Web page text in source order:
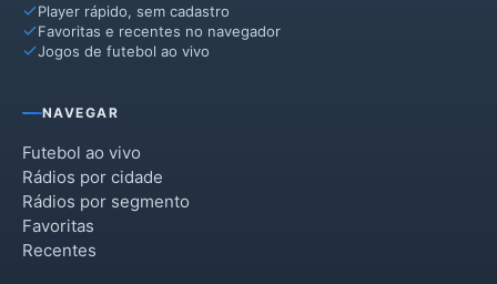
Player rápido, sem cadastro
Favoritas e recentes no navegador
Jogos de futebol ao vivo
NAVEGAR
Futebol ao vivo
Rádios por cidade
Rádios por segmento
Favoritas
Recentes